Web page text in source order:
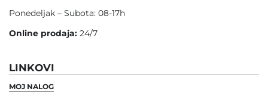
Ponedeljak – Subota: 08-17h
Online prodaja: 24/7
LINKOVI
MOJ NALOG